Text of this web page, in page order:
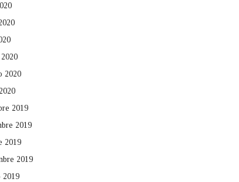
2020
2019
2019
2019
2019
2019